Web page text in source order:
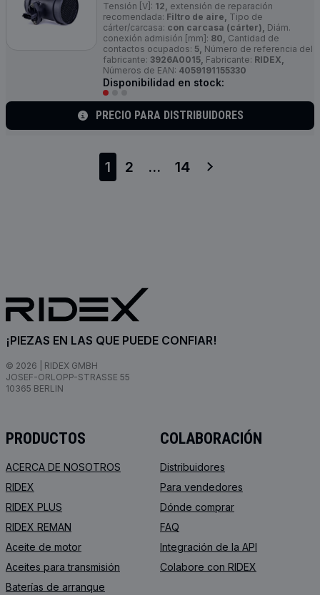
Tensión [V]: 12, extensión de reparación
recomendada: Filtro de aire, Tipo de
cárter/carcasa: con carcasa (cárter), Diám.
conexión admisión [mm]: 80, Cantidad de
contactos ocupados: 5, Número de referencia del
fabricante: 3926A0015, Fabricante: RIDEX,
Números de EAN: 4059191155330
Disponibilidad en stock:
PRECIO PARA DISTRIBUIDORES
1 2 ... 14
¡PIEZAS EN LAS QUE PUEDE CONFIAR!
© 2026 | RIDEX GMBH
JOSEF-ORLOPP-STRASSE 55
10365 BERLIN
PRODUCTOS
ACERCA DE NOSOTROS
RIDEX
RIDEX PLUS
RIDEX REMAN
Aceite de motor
Aceites para transmisión
Baterías de arranque
COLABORACIÓN
Distribuidores
Para vendedores
Dónde comprar
FAQ
Integración de la API
Colabore con RIDEX